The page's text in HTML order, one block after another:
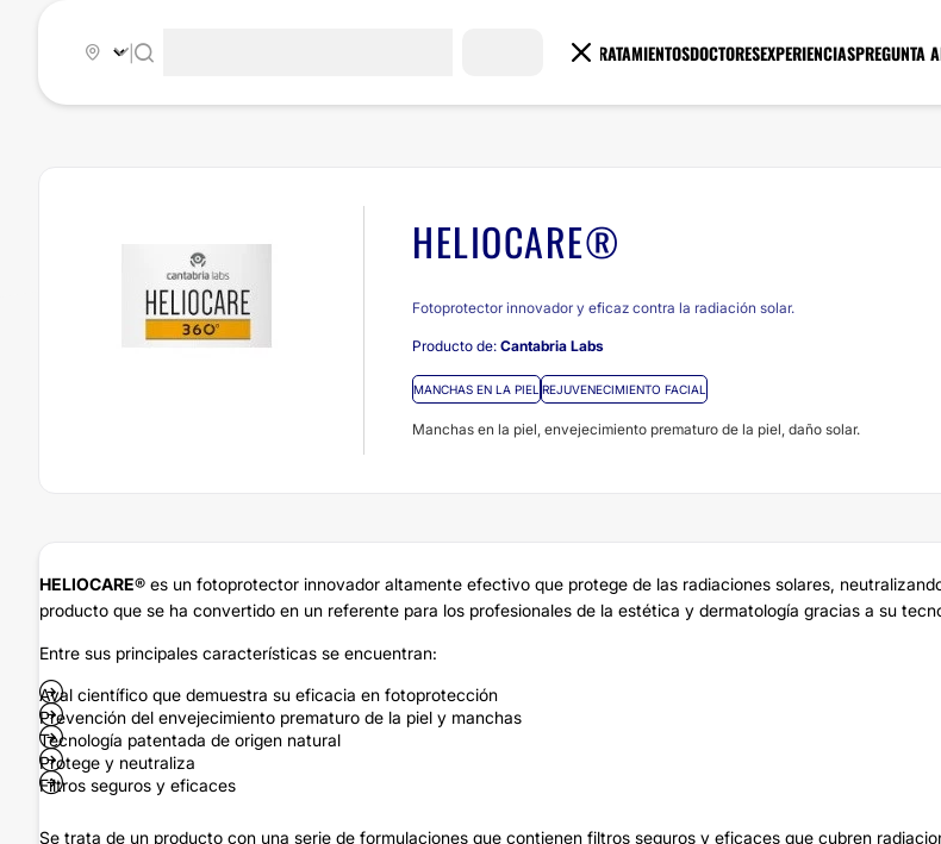
TRATAMIENTOSDOCTORESEXPERIENCIASPREGUNTA
HELIOCARE®
Fotoprotector innovador y eficaz contra la radiación solar.
Producto de: Cantabria Labs
MANCHAS EN LA PIEL REJUVENECIMIENTO FACIAL
Manchas en la piel, envejecimiento prematuro de la piel, daño solar.
HELIOCARE® es un fotoprotector innovador altamente efectivo que protege de las radiaciones solares,
producto que se ha convertido en un referente para los profesionales de la estética y dermatología gracias a su
Entre sus principales características se encuentran:
Aval científico que demuestra su eficacia en fotoprotección
Prevención del envejecimiento prematuro de la piel y manchas
Tecnología patentada de origen natural
Protege y neutraliza
Filtros seguros y eficaces
Se trata de un producto con una serie de formulaciones que contienen filtros seguros y eficaces que cubren